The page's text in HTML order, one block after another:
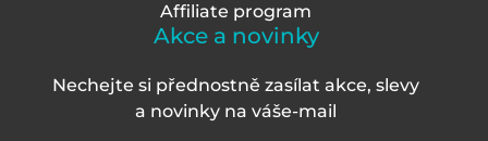
Affiliate program
Akce a novinky
Nechejte si přednostně zasílat akce, slevy
a novinky na váše-mail